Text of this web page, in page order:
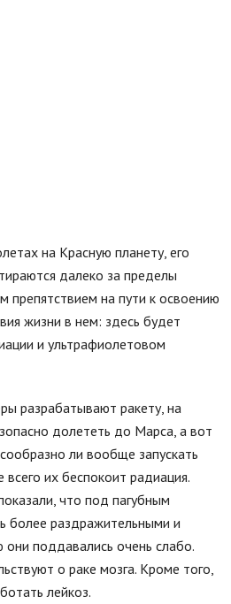
на Красную планету, его
далеко за пределы
препятствием на пути к освоению
жизни в нем: здесь будет
и ультрафиолетовом
разрабатывают ракету, на
долететь до Марса, а вот
ли вообще запускать
их беспокоит радиация.
что под пагубным
более раздражительными и
поддавались очень слабо.
о раке мозга. Кроме того,
лейкоз.